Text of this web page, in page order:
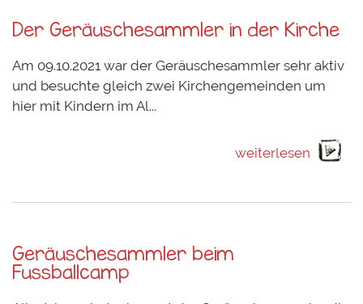
Der Geräuschesammler in der Kirche
Am 09.10.2021 war der Geräuschesammler sehr aktiv
und besuchte gleich zwei Kirchengemeinden um
hier mit Kindern im Al...
weiterlesen
Geräuschesammler beim
Fussballcamp